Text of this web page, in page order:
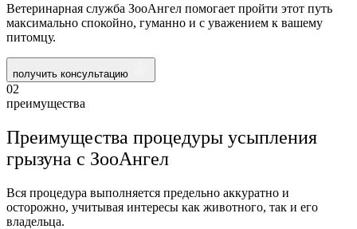
Ветеринарная служба ЗооАнгел помогает пройти этот путь
максимально спокойно, гуманно и с уважением к вашему
питомцу.
получить консультацию
02
преимущества
Преимущества процедуры усыпления
грызуна с ЗооАнгел
Вся процедура выполняется предельно аккуратно и
осторожно, учитывая интересы как животного, так и его
владельца.